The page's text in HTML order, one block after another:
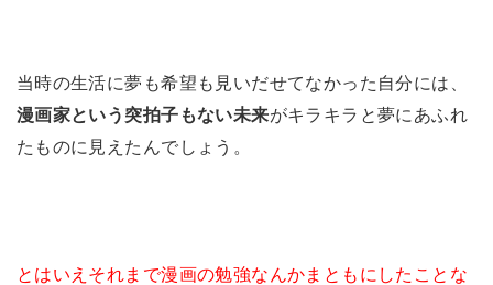
当時の生活に夢も希望も見いだせてなかった自分には、
漫画家という突拍子もない未来がキラキラと夢にあふれ
たものに見えたんでしょう。
とはいえそれまで漫画の勉強なんかまともにしたことな